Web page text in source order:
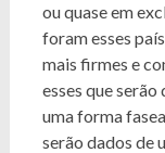
ou quase em
foram esses
mais firmes e
esses que
uma forma
serão dados de